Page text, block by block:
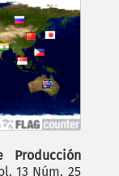
Producción
13 Núm. 25